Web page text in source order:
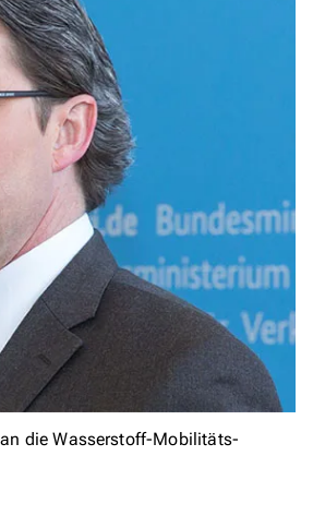
die Wasserstoff-Mobilitäts-